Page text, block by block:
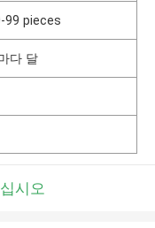
99 pieces
다 달
시오